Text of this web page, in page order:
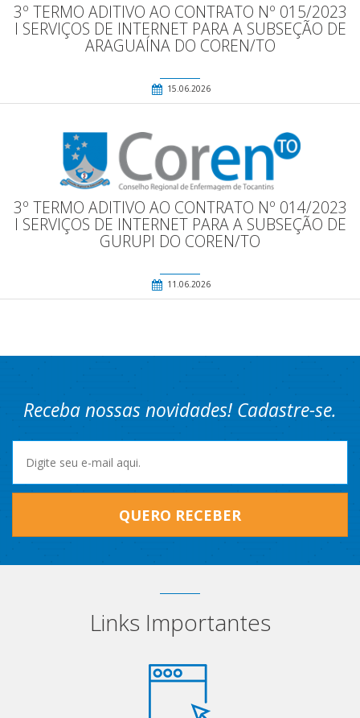
3º TERMO ADITIVO AO CONTRATO Nº 015/2023
l SERVIÇOS DE INTERNET PARA A SUBSEÇÃO DE
ARAGUAÍNA DO COREN/TO
15.06.2026
3º TERMO ADITIVO AO CONTRATO Nº 014/2023
l SERVIÇOS DE INTERNET PARA A SUBSEÇÃO DE
GURUPI DO COREN/TO
11.06.2026
Receba nossas novidades! Cadastre-se.
QUERO RECEBER
Links Importantes